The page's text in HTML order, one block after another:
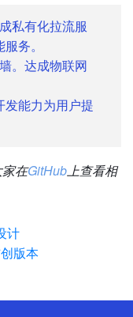
私有化拉流服
务。
。达成物联网
发能力为用户提
在GitHub上查看相
计
版本